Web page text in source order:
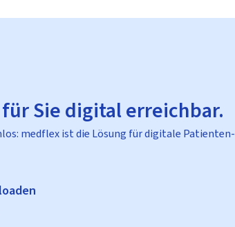
Sie digital erreichbar.
medflex ist die Lösung für digitale Patienten-